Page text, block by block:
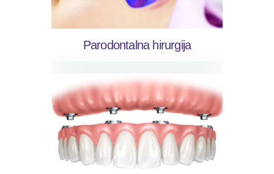
Parodontalna hirurgija